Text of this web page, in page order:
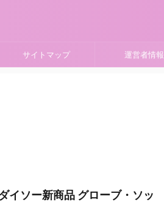
サイトマップ 運営者情報
イソー新商品 グローブ・ソッ